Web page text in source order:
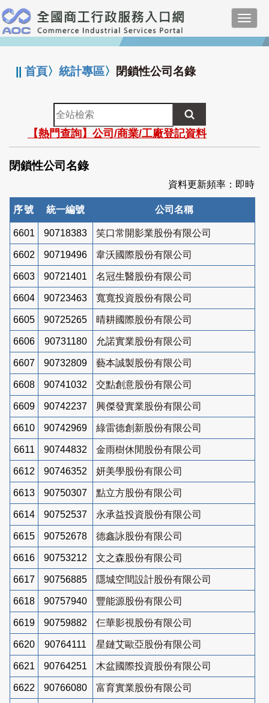
跳
到
主
要
:::
||首頁〉統計專區〉 閉鎖性公司名錄
全
站
檢
索
【熱門查詢】公司/商業/工廠登記資料
閉鎖性公司名錄
資料更新頻率：即時
序號 統一編號 公司名稱
6601 90718383 笑口常開影業股份有限公司
6602 90719496 韋沃國際股份有限公司
6603 90721401 名冠生醫股份有限公司
6604 90723463 寬寬投資股份有限公司
6605 90725265 晴耕國際股份有限公司
6606 90731180 允諾實業股份有限公司
6607 90732809 藝本誠製股份有限公司
6608 90741032 交點創意股份有限公司
6609 90742237 興傑發實業股份有限公司
6610 90742969 綠雷德創新股份有限公司
6611 90744832 金雨樹休閒股份有限公司
6612 90746352 妍美學股份有限公司
6613 90750307 點立方股份有限公司
6614 90752537 永承益投資股份有限公司
6615 90752678 德鑫詠股份有限公司
6616 90753212 文之森股份有限公司
6617 90756885 隱城空間設計股份有限公司
6618 90757940 豐能源股份有限公司
6619 90759882 仨華影視股份有限公司
6620 90764111 星鏈艾歐亞股份有限公司
6621 90764251 木盆國際投資股份有限公司
6622 90766080 富育實業股份有限公司